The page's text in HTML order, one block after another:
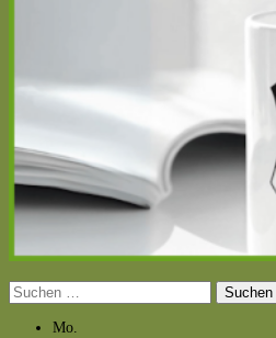
Suchen
nach:
Mo.